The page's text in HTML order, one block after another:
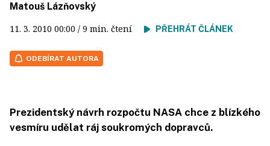
Matouš Lázňovský
11. 3. 2010 00:00 / 9 min. čtení PŘEHRÁT ČLÁNEK
ODEBÍRAT AUTORA
Prezidentský návrh rozpočtu NASA chce z blízkého
vesmíru udělat ráj soukromých dopravců.